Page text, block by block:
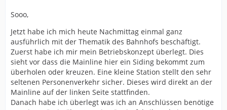
Sooo,
Jetzt habe ich mich heute Nachmittag einmal ganz
ausführlich mit der Thematik des Bahnhofs beschäftigt.
Zuerst habe ich mir mein Betriebskonzept überlegt. Dies
sieht vor dass die Mainline hier ein Siding bekommt zum
überholen oder kreuzen. Eine kleine Station stellt den sehr
seltenen Personenverkehr sicher. Dieses wird direkt an der
Mainline auf der linken Seite stattfinden.
Danach habe ich überlegt was ich an Anschlüssen benötige